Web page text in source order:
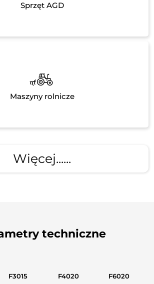
Sprzęt AGD
Maszyny rolnicze
Więcej......
techniczne
F3015 F4020 F6020